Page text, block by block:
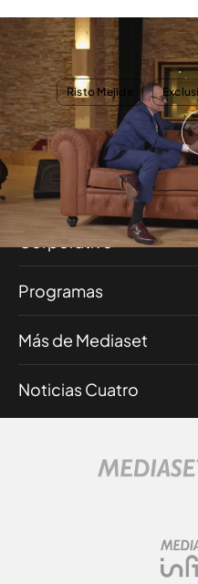
Gloria Trevi, sobre el pasado: "Me
recuerdo de mi hija"
TEMAS Risto Mejide
Nosotros
Corporativo
Programas
Más de Mediaset
Noticias Cuatro